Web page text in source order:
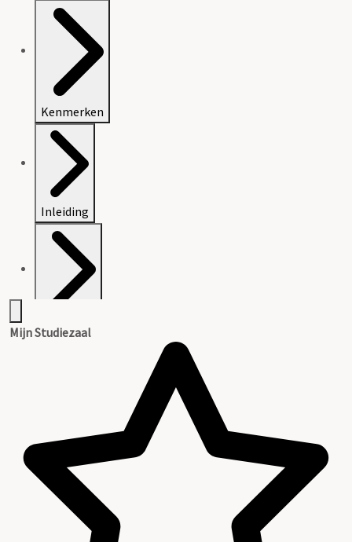
Kenmerken
Inleiding
Mijn Studiezaal